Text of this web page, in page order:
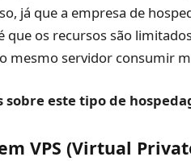
já que a empresa de
que os recursos são
mesmo servidor consumir
sobre este tipo de
VPS (Virtual